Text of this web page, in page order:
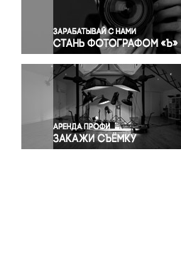
Правосудие
Происшествия и конфликты
Религия
Светская жизнь
Спорт
Экология
Экономика и бизнес